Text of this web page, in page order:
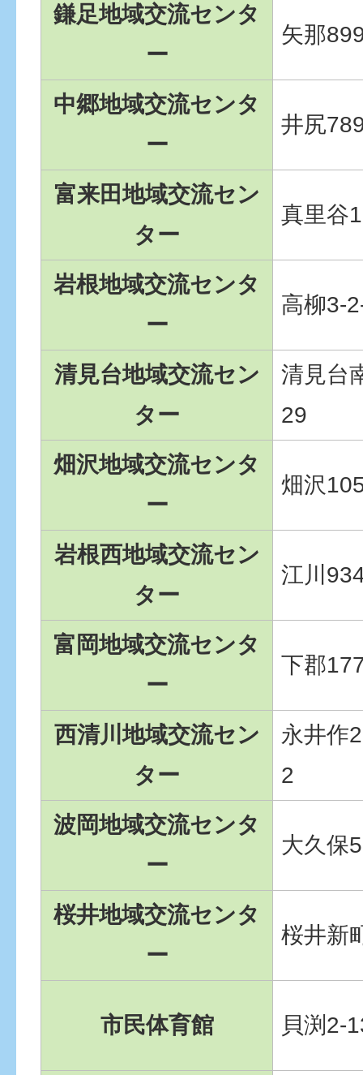
鎌足地域交流センタ
ー
矢那
中郷地域交流センタ
ー
井尻
富来田地域交流セン
ター
真里谷
岩根地域交流センタ
ー
高柳3-
清見台地域交流セン
ター
清見台
29
畑沢地域交流センタ
ー
畑沢
岩根西地域交流セン
ター
江川
富岡地域交流センタ
ー
下郡
西清川地域交流セン
ター
永井作
2
波岡地域交流センタ
ー
大久保
桜井地域交流センタ
ー
桜井新
市民体育館 貝渕2-